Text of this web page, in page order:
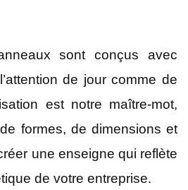
sont conçus avec
de jour comme de
est notre maître-mot,
formes, de dimensions et
une enseigne qui reflète
de votre entreprise.